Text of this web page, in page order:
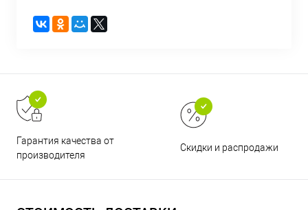
Гарантия качества от
производителя
Скидки и распродажи